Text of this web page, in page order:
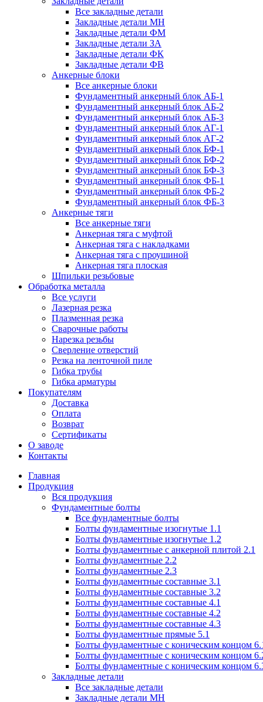
Все закладные детали
Закладные детали МН
Закладные детали ФМ
Закладные детали ЗА
Закладные детали ФК
Закладные детали ФВ
Анкерные блоки
Все анкерные блоки
Фундаментный анкерный блок АБ-1
Фундаментный анкерный блок АБ-2
Фундаментный анкерный блок АБ-3
Фундаментный анкерный блок АГ-1
Фундаментный анкерный блок АГ-2
Фундаментный анкерный блок БФ-1
Фундаментный анкерный блок БФ-2
Фундаментный анкерный блок БФ-3
Фундаментный анкерный блок ФБ-1
Фундаментный анкерный блок ФБ-2
Фундаментный анкерный блок ФБ-3
Анкерные тяги
Все анкерные тяги
Анкерная тяга с муфтой
Анкерная тяга с накладками
Анкерная тяга с проушиной
Анкерная тяга плоская
Шпильки резьбовые
Обработка металла
Все услуги
Лазерная резка
Плазменная резка
Сварочные работы
Нарезка резьбы
Сверление отверстий
Резка на ленточной пиле
Гибка трубы
Гибка арматуры
Покупателям
Доставка
Оплата
Возврат
Сертификаты
О заводе
Контакты
Главная
Продукция
Вся продукция
Фундаментные болты
Все фундаментные болты
Болты фундаментные изогнутые 1.1
Болты фундаментные изогнутые 1.2
Болты фундаментные с анкерной плитой 2.1
Болты фундаментные 2.2
Болты фундаментные 2.3
Болты фундаментные составные 3.1
Болты фундаментные составные 3.2
Болты фундаментные составные 4.1
Болты фундаментные составные 4.2
Болты фундаментные составные 4.3
Болты фундаментные прямые 5.1
Болты фундаментные с коническим концом
Болты фундаментные с коническим концом
Болты фундаментные с коническим концом
Закладные детали
Все закладные детали
Закладные детали МН